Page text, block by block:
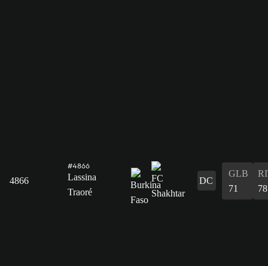
4866
#4866
Lassina
Traoré
DC
GLB
71
78